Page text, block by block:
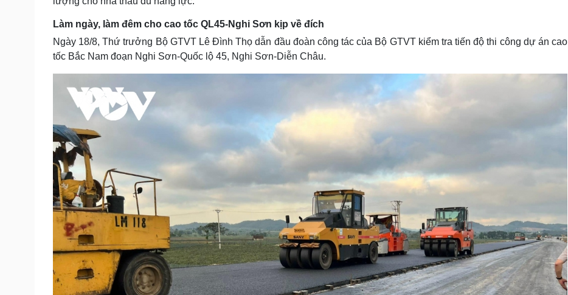
Làm ngày, làm đêm cho cao tốc QL45-Nghi Sơn kịp về đích
Ngày 18/8, Thứ trưởng Bộ GTVT Lê Đình Thọ dẫn đầu đoàn công tác của Bộ GTVT kiểm tra tiến độ thi công dự án cao
tốc Bắc Nam đoạn Nghi Sơn-Quốc lộ 45, Nghi Sơn-Diễn Châu.